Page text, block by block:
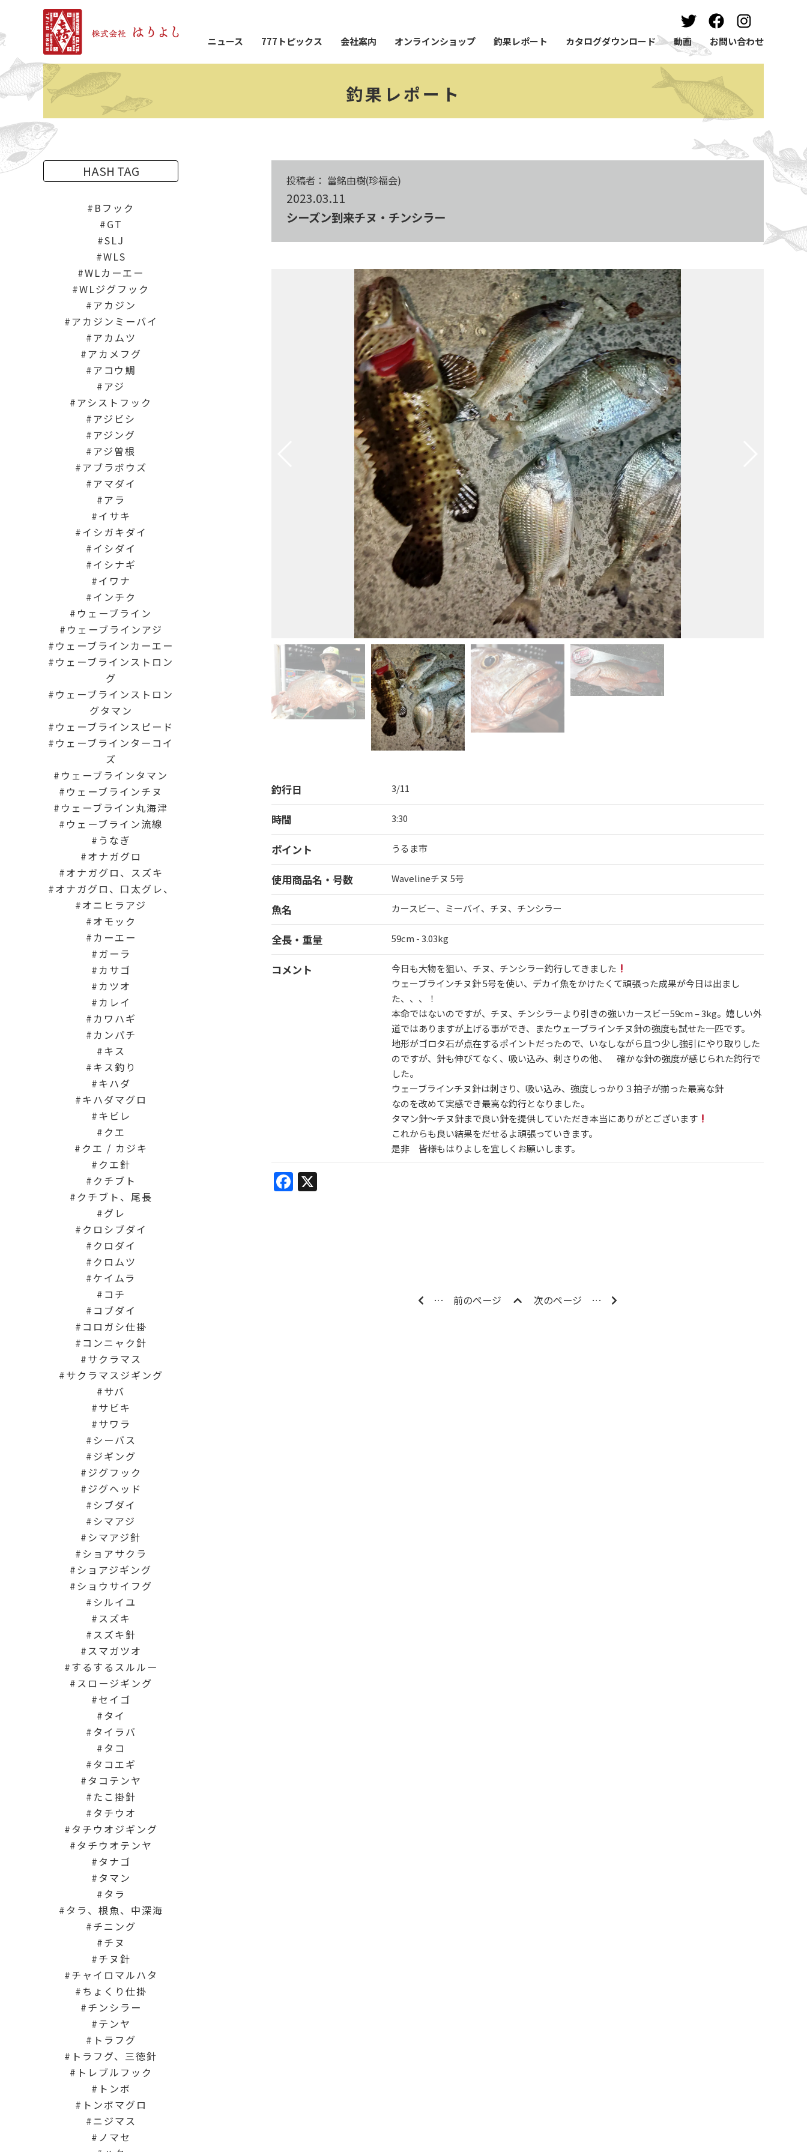
ニュース 777トピックス 会社案内 オンラインショップ 釣果レポート カタログダウンロード 動画 お問い合わせ
釣果レポート
投稿者： 當銘由樹(珍福会)
2023.03.11
シーズン到来チヌ・チンシラー
釣行日 3/11
時間 3:30
ポイント うるま市
使用商品名・号数 Wavelineチヌ 5号
魚名 カースビー、ミーバイ、チヌ、チンシラー
全長・重量 59cm - 3.03kg
コメント
今日も大物を狙い、チヌ、チンシラー釣行してきました
ウェーブラインチヌ針 5号を使い、デカイ魚をかけたくて頑張った成果が今日は出まし
た、、、！
本命ではないのですが、チヌ、チンシラーより引きの強いカースビー59cm – 3kg。嬉しい外
道ではありますが上げる事ができ、またウェーブラインチヌ針の強度も試せた一匹です。
地形がゴロタ石が点在するポイントだったので、いなしながら且つ少し強引にやり取りした
のですが、針も伸びてなく、吸い込み、刺さりの他、 確かな針の強度が感じられた釣行で
した。
ウェーブラインチヌ針は刺さり、吸い込み、強度しっかり３拍子が揃った最高な針
なのを改めて実感でき最高な釣行となりました。
タマン針～チヌ針まで良い針を提供していただき本当にありがとございます
これからも良い結果をだせるよ頑張っていきます。
是非 皆様もはりよしを宜しくお願いします。
Facebook
… 前のページ 次のページ …
HASH TAG
Bフック
GT
SLJ
WLS
WLカーエー
WLジグフック
アカジン
アカジンミーバイ
アカムツ
アカメフグ
アコウ鯛
アジ
アシストフック
アジビシ
アジング
アジ曽根
アブラボウズ
アマダイ
アラ
イサキ
イシガキダイ
イシダイ
イシナギ
イワナ
インチク
ウェーブライン
ウェーブラインアジ
ウェーブラインカーエー
ウェーブラインストロン
グ
ウェーブラインストロン
グタマン
ウェーブラインスピード
ウェーブラインターコイ
ズ
ウェーブラインタマン
ウェーブラインチヌ
ウェーブライン丸海津
ウェーブライン流線
うなぎ
オナガグロ
オナガグロ、スズキ
オナガグロ、口太グレ、
オニヒラアジ
オモック
カーエー
ガーラ
カサゴ
カツオ
カレイ
カワハギ
カンパチ
キス
キス釣り
キハダ
キハダマグロ
キビレ
クエ
クエ / カジキ
クエ針
クチブト
クチブト、尾長
グレ
クロシブダイ
クロダイ
クロムツ
ケイムラ
コチ
コブダイ
コロガシ仕掛
コンニャク針
サクラマス
サクラマスジギング
サバ
サビキ
サワラ
シーバス
ジギング
ジグフック
ジグヘッド
シブダイ
シマアジ
シマアジ針
ショアサクラ
ショアジギング
ショウサイフグ
シルイユ
スズキ
スズキ針
スマガツオ
するするスルルー
スロージギング
セイゴ
タイ
タイラバ
タコ
タコエギ
タコテンヤ
たこ掛針
タチウオ
タチウオジギング
タチウオテンヤ
タナゴ
タマン
タラ
タラ、根魚、中深海
チニング
チヌ
チヌ針
チャイロマルハタ
ちょくり仕掛
チンシラー
テンヤ
トラフグ
トラフグ、三徳針
トレブルフック
トンボ
トンボマグロ
ニジマス
ノマセ